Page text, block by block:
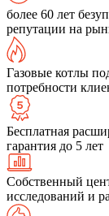
более 60 лет
репутации на
Газовые котлы
потребности
Бесплатная
гарантия до 5 лет
Собственный
исследований и